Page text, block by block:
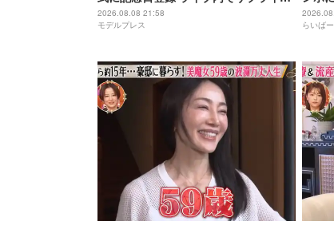
発表
2026.08.08 21:58
モデルプレス
らいば